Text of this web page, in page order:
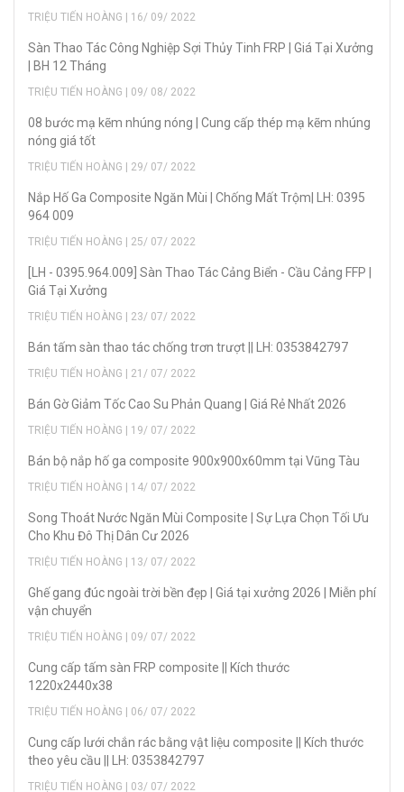
TRIỆU TIẾN HOÀNG | 16/ 09/ 2022
Sàn Thao Tác Công Nghiệp Sợi Thủy Tinh FRP | Giá Tại Xưởng
| BH 12 Tháng
TRIỆU TIẾN HOÀNG | 09/ 08/ 2022
08 bước mạ kẽm nhúng nóng | Cung cấp thép mạ kẽm nhúng
nóng giá tốt
TRIỆU TIẾN HOÀNG | 29/ 07/ 2022
Nắp Hố Ga Composite Ngăn Mùi | Chống Mất Trộm| LH: 0395
964 009
TRIỆU TIẾN HOÀNG | 25/ 07/ 2022
[LH - 0395.964.009] Sàn Thao Tác Cảng Biển - Cầu Cảng FFP |
Giá Tại Xưởng
TRIỆU TIẾN HOÀNG | 23/ 07/ 2022
Bán tấm sàn thao tác chống trơn trượt || LH: 0353842797
TRIỆU TIẾN HOÀNG | 21/ 07/ 2022
Bán Gờ Giảm Tốc Cao Su Phản Quang | Giá Rẻ Nhất 2026
TRIỆU TIẾN HOÀNG | 19/ 07/ 2022
Bán bộ nắp hố ga composite 900x900x60mm tại Vũng Tàu
TRIỆU TIẾN HOÀNG | 14/ 07/ 2022
Song Thoát Nước Ngăn Mùi Composite | Sự Lựa Chọn Tối Ưu
Cho Khu Đô Thị Dân Cư 2026
TRIỆU TIẾN HOÀNG | 13/ 07/ 2022
Ghế gang đúc ngoài trời bền đẹp | Giá tại xưởng 2026 | Miễn phí
vận chuyển
TRIỆU TIẾN HOÀNG | 09/ 07/ 2022
Cung cấp tấm sàn FRP composite || Kích thước
1220x2440x38
TRIỆU TIẾN HOÀNG | 06/ 07/ 2022
Cung cấp lưới chắn rác bằng vật liệu composite || Kích thước
theo yêu cầu || LH: 0353842797
TRIỆU TIẾN HOÀNG | 03/ 07/ 2022